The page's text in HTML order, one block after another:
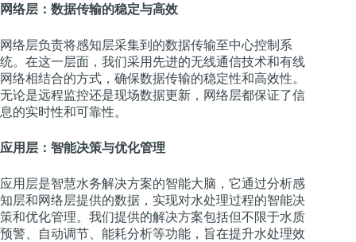
网络层：数据传输的稳定与高效
网络层负责将感知层采集到的数据传输至中心控制系
统。在这一层面，我们采用先进的无线通信技术和有线
网络相结合的方式，确保数据传输的稳定性和高效性。
无论是远程监控还是现场数据更新，网络层都保证了信
息的实时性和可靠性。
应用层：智能决策与优化管理
应用层是智慧水务解决方案的智能大脑，它通过分析感
知层和网络层提供的数据，实现对水处理过程的智能决
策和优化管理。我们提供的解决方案包括但不限于水质
预警、自动调节、能耗分析等功能，旨在提升水处理效